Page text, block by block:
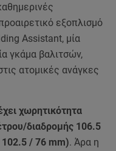
εξοπλισμό
Assistant, μία
γκάμα βαλιτσών,
ατομικές ανάγκες
χωρητικότητα
διαδρομής 106.5
/ 76 mm). Άρα η